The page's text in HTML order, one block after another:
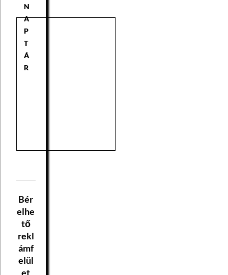
N
A
P
T
Á
R
Bér
elhe
tő
rekl
ámf
elül
et